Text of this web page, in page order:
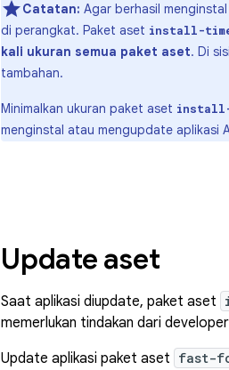
Catatan: Agar berhasil
di perangkat. Paket aset install-
kali ukuran semua paket aset. Di
tambahan.
Minimalkan ukuran paket aset
menginstal atau mengupdate aplikasi
Update aset
Saat aplikasi diupdate, paket aset
memerlukan tindakan dari
Update aplikasi paket aset fast-